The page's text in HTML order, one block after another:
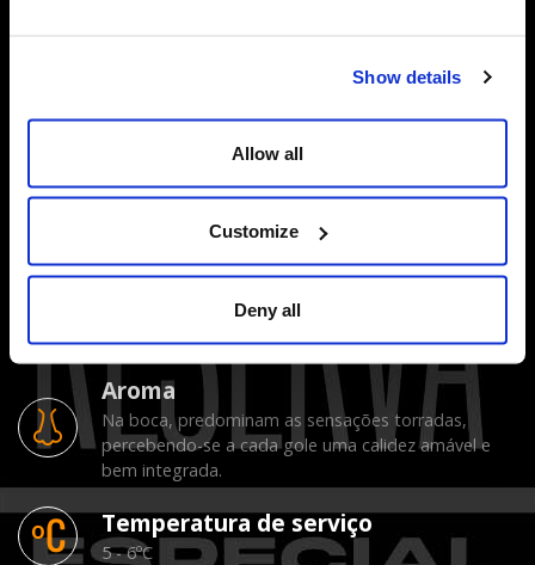
Show details
Allow all
Customize
Deny all
Aromas a malte torrado com suaves notas de
caramelo e café. O lúpulo aparece no nariz com
16,5 EBC
Aroma
Na boca, predominam as sensações torradas,
percebendo-se a cada gole uma calidez amável e
bem integrada.
Temperatura de serviço
5 - 6ºC